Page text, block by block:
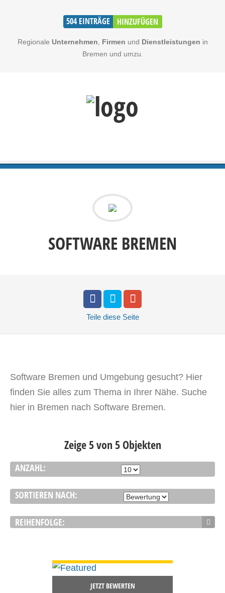
504 EINTRÄGE HINZUFÜGEN
Regionale Unternehmen Firmen und Dienstleistungen in
Bremen und umzu.
SOFTWARE BREMEN
Teile diese Seite
Software Bremen und Umgebung gesucht? Hier
finden Sie alles zum Thema in Ihrer Nähe. Suche
hier in Bremen nach Software Bremen.
Zeige 5 von 5 Objekten
ANZAHL:
SORTIEREN NACH:
REIHENFOLGE:
JETZT BEWERTEN